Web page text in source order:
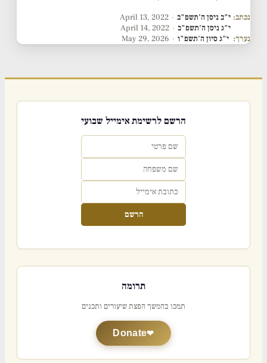
נכתב: י"ב ניסן ה'תשפ"ב ·
April 13, 2022
י"ג ניסן ה'תשפ"ב ·
April 14, 2022
נערך: י"ג סיון ה'תשפ"ו ·
May 29, 2026
הרשם לרשימת אימייל שבועי
הרשם
תרומה
תמכו בהמשך הפצת שיעורים ותכנים
Donate